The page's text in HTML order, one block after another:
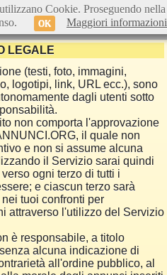
LEGALE
(testi, foto, immagini,
logotipi, link, URL ecc.), sono
dagli utenti sotto
non comporta l'approvazione
il quale non
e non si assume alcuna
il Servizio sarai quindi
ogni terzo di tutti i
e ciascun terzo sarà
tuoi confronti per
attraverso l'utilizzo del Servizio
è responsabile, a titolo
alcuna indicazione di
all'ordine pubblico, al
Cookie. Proseguendo nella
OK Maggiori informazioni